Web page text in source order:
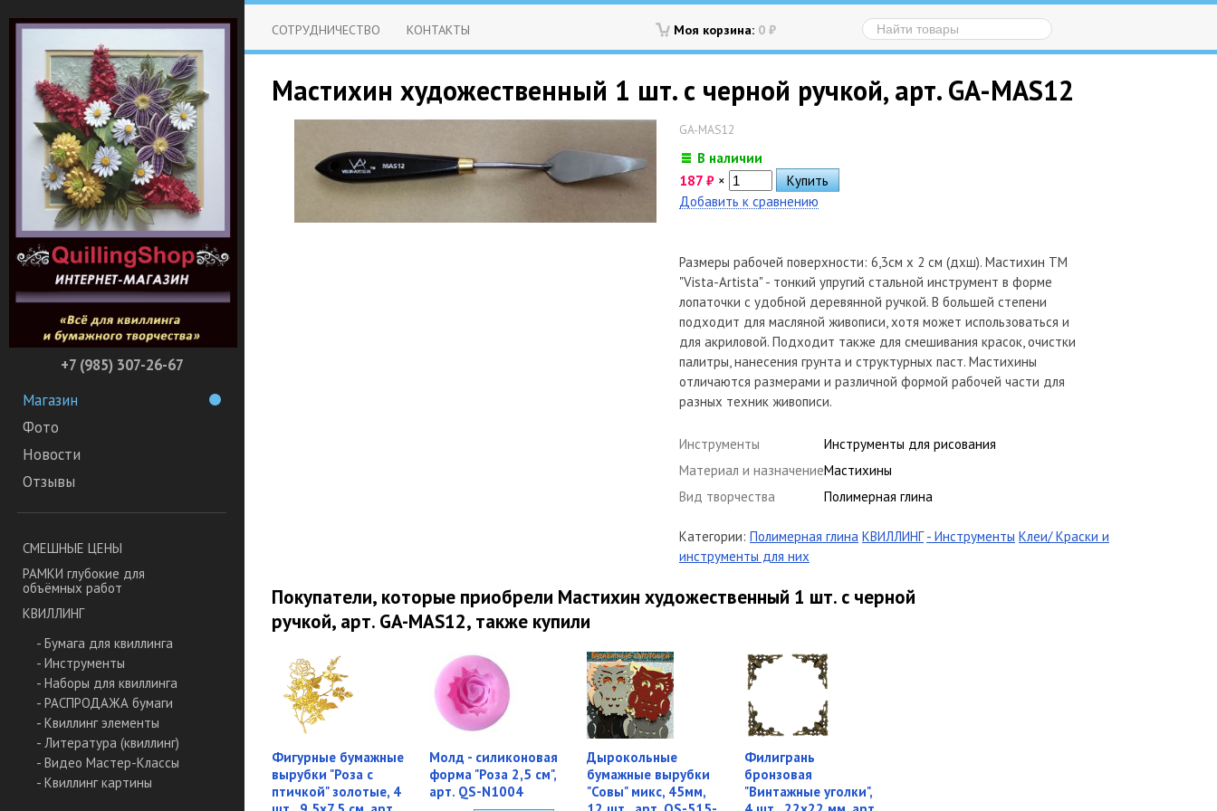
+7 (985) 307-26-67
Магазин
Фото
Новости
Отзывы
СМЕШНЫЕ ЦЕНЫ
РАМКИ глубокие для
объёмных работ
КВИЛЛИНГ
- Бумага для квиллинга
- Инструменты
- Наборы для квиллинга
- РАСПРОДАЖА бумаги
- Квиллинг элементы
- Литература (квиллинг)
- Видео Мастер-Классы
- Квиллинг картины
Моя корзина: 0 ₽
СОТРУДНИЧЕСТВО КОНТАКТЫ
Мастихин художественный 1 шт. с черной ручкой, арт. GA-MAS12
GA-MAS12
В наличии
187 ₽ ×
Добавить к сравнению
Размеры рабочей поверхности: 6,3см х 2 см (дхш). Мастихин ТМ
"Vista-Artista" - тонкий упругий стальной инструмент в форме
лопаточки с удобной деревянной ручкой. В большей степени
подходит для масляной живописи, хотя может использоваться и
для акриловой. Подходит также для смешивания красок, очистки
палитры, нанесения грунта и структурных паст. Мастихины
отличаются размерами и различной формой рабочей части для
разных техник живописи.
Инструменты
Инструменты для рисования
Материал и назначениеМастихины
Вид творчества
Полимерная глина
Категории: Полимерная глина КВИЛЛИНГ - Инструменты Клеи/ Краски и
инструменты для них
Покупатели, которые приобрели Мастихин художественный 1 шт. с черной
ручкой, арт. GA-MAS12, также купили
Фигурные бумажные
вырубки "Роза с
птичкой" золотые, 4
Молд - силиконовая
форма "Роза 2,5 см",
арт. QS-N1004
Дырокольные
бумажные вырубки
"Совы" микс, 45мм,
Филигрань
бронзовая
"Винтажные уголки",